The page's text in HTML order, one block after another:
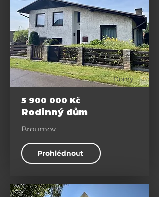
Domy
5 900 000 Kč
Rodinný dům
Broumov
Prohlédnout